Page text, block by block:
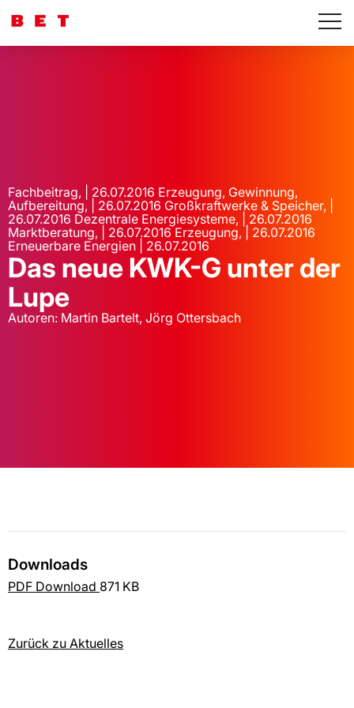
Fachbeitrag, | 26.07.2016 Erzeugung, Gewinnung,
Aufbereitung, | 26.07.2016 Großkraftwerke & Speicher, |
26.07.2016 Dezentrale Energiesysteme, | 26.07.2016
Marktberatung, | 26.07.2016 Erzeugung, | 26.07.2016
Erneuerbare Energien | 26.07.2016
Das neue KWK-G unter der
Lupe
Autoren: Martin Bartelt, Jörg Ottersbach
Downloads
PDF Download 871 KB
Zurück zu Aktuelles